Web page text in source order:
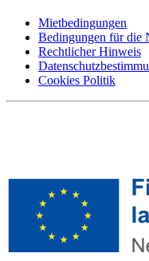
Mietbedingungen
Bedingungen für die
Rechtlicher Hinweis
Cookies Politik